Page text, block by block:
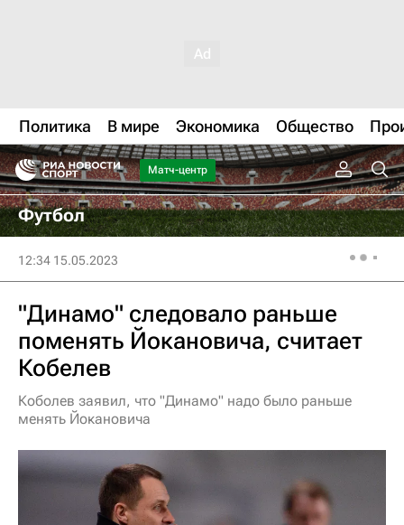
Политика В мире Экономика Общество
Матч-центр
Футбол
12:34 15.05.2023
"Динамо" следовало раньше
поменять Йокановича, считает
Кобелев
Коболев заявил, что "Динамо" надо было раньше
менять Йокановича